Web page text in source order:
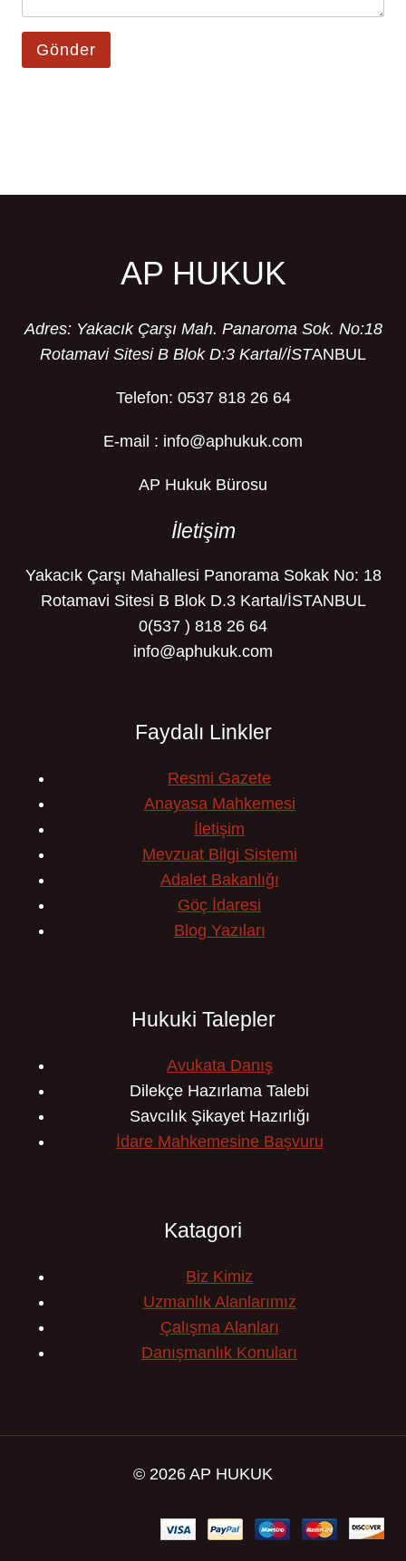
Gönder
AP HUKUK
Adres: Yakacık Çarşı Mah. Panaroma Sok. No:18
Rotamavi Sitesi B Blok D:3 Kartal/İSTANBUL
Telefon: 0537 818 26 64
E-mail : info@aphukuk.com
AP Hukuk Bürosu
İletişim
Yakacık Çarşı Mahallesi Panorama Sokak No: 18
Rotamavi Sitesi B Blok D.3 Kartal/İSTANBUL
0(537 ) 818 26 64
info@aphukuk.com
Faydalı Linkler
Resmi Gazete
Anayasa Mahkemesi
İletişim
Mevzuat Bilgi Sistemi
Adalet Bakanlığı
Göç İdaresi
Blog Yazıları
Hukuki Talepler
Avukata Danış
Dilekçe Hazırlama Talebi
Savcılık Şikayet Hazırlığı
İdare Mahkemesine Başvuru
Katagori
Biz Kimiz
Uzmanlık Alanlarımız
Çalışma Alanları
Danışmanlık Konuları
© 2026 AP HUKUK